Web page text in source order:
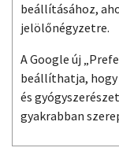
beállításához,
jelölőnégyzetre.
A Google új
beállíthatja, hogy
és
gyakrabban